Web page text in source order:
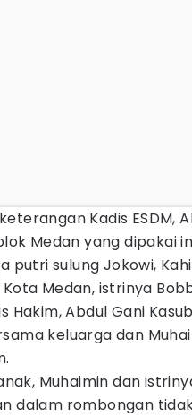
Kadis ESDM,
Medan yang dipakai
putri sulung Jokowi,
Medan, istrinya
Hakim, Abdul Gani
keluarga dan
Muhaimin dan
dalam rombongan